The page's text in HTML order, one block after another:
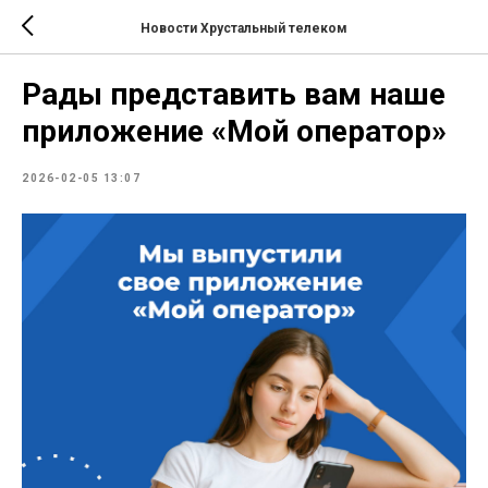
Новости Хрустальный телеком
Рады представить вам наше
приложение «Мой оператор»
2026-02-05 13:07